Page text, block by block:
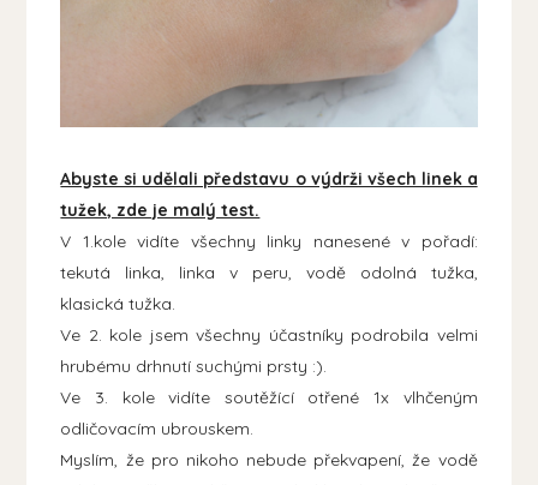
Abyste si udělali představu o výdrži všech linek a
tužek, zde je malý test.
V 1.kole vidíte všechny linky nanesené v pořadí:
tekutá linka, linka v peru, vodě odolná tužka,
klasická tužka.
Ve 2. kole jsem všechny účastníky podrobila velmi
hrubému drhnutí suchými prsty :).
Ve 3. kole vidíte soutěžící otřené 1x vlhčeným
odličovacím ubrouskem.
Myslím, že pro nikoho nebude překvapení, že vodě